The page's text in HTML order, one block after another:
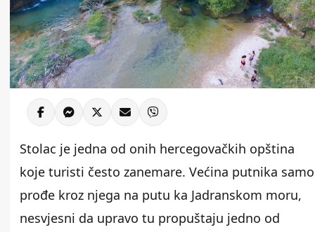
Stolac je jedna od onih hercegovačkih opština
koje turisti često zanemare. Većina putnika samo
prođe kroz njega na putu ka Jadranskom moru,
nesvjesni da upravo tu propuštaju jedno od